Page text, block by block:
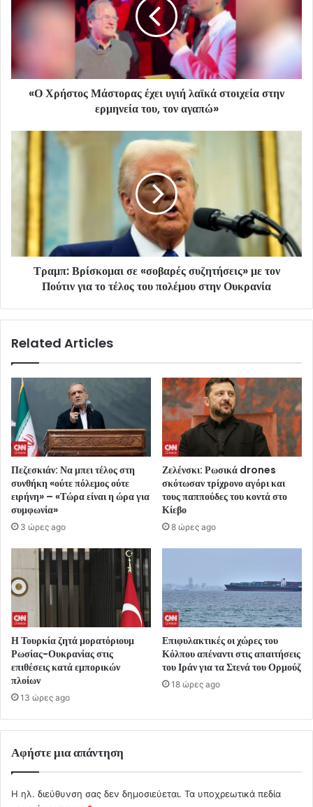
«Ο Χρήστος Μάστορας έχει υγιή λαϊκά στοιχεία στην
ερμηνεία του, τον αγαπώ»
Τραμπ: Βρίσκομαι σε «σοβαρές συζητήσεις» με τον
Πούτιν για το τέλος του πολέμου στην Ουκρανία
Related Articles
Πεζεσκιάν: Να μπει τέλος στη
συνθήκη «ούτε πόλεμος ούτε
ειρήνη» – «Τώρα είναι η ώρα για
συμφωνία»
3 ώρες ago
Ζελένσκι: Ρωσικά drones
σκότωσαν τρίχρονο αγόρι και
τους παππούδες του κοντά στο
Κίεβο
8 ώρες ago
Η Τουρκία ζητά μορατόριουμ
Ρωσίας-Ουκρανίας στις
επιθέσεις κατά εμπορικών
πλοίων
13 ώρες ago
Επιφυλακτικές οι χώρες του
Κόλπου απέναντι στις απαιτήσεις
του Ιράν για τα Στενά του Ορμούζ
18 ώρες ago
Αφήστε μια απάντηση
Η ηλ. διεύθυνση σας δεν δημοσιεύεται. Τα υποχρεωτικά πεδία